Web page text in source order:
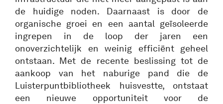
de huidige noden. Daarnaast is door de
organische groei en een aantal geïsoleerde
ingrepen in de loop der jaren een
onoverzichtelijk en weinig efficiënt geheel
ontstaan. Met de recente beslissing tot de
aankoop van het naburige pand die de
Luisterpuntbibliotheek huisvestte, ontstaat
een nieuwe opportuniteit voor de